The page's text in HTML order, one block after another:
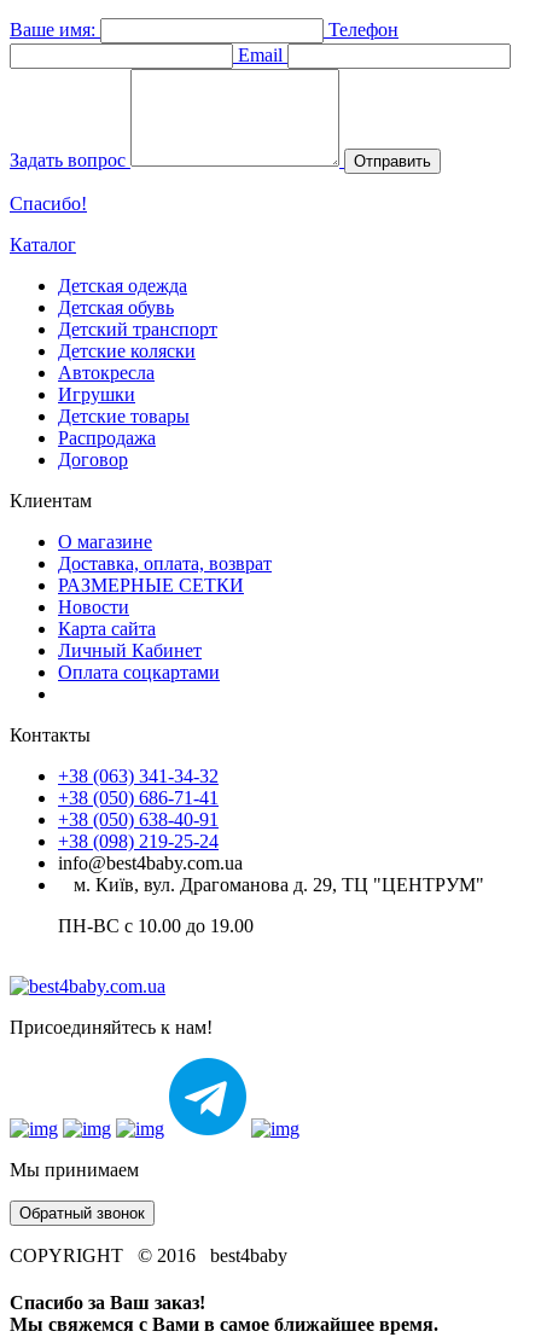
Ваше имя:
Телефон
Email
Задать вопрос Отправить
Спасибо!
Каталог
Детская одежда
Детская обувь
Детский транспорт
Детские коляски
Автокресла
Игрушки
Детские товары
Распродажа
Договор
Клиентам
О магазине
Доставка, оплата, возврат
РАЗМЕРНЫЕ СЕТКИ
Новости
Карта сайта
Личный Кабинет
Оплата соцкартами
Контакты
+38 (063) 341-34-32
+38 (050) 686-71-41
+38 (050) 638-40-91
+38 (098) 219-25-24
info@best4baby.com.ua
м. Київ, вул. Драгоманова д. 29, ТЦ "ЦЕНТРУМ"
ПН-ВС с 10.00 до 19.00
Присоединяйтесь к нам!
Мы принимаем
Обратный звонок
COPYRIGHT © 2016 best4baby
Спасибо за Ваш заказ!
Мы свяжемся с Вами в самое ближайшее время.